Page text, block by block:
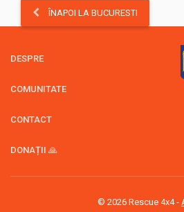
ÎNAPOI LA BUCURESTI
DESPRE
COMUNITATE
CONTACT
DONAȚII 🙏
© 2026 Rescue 4x4 -